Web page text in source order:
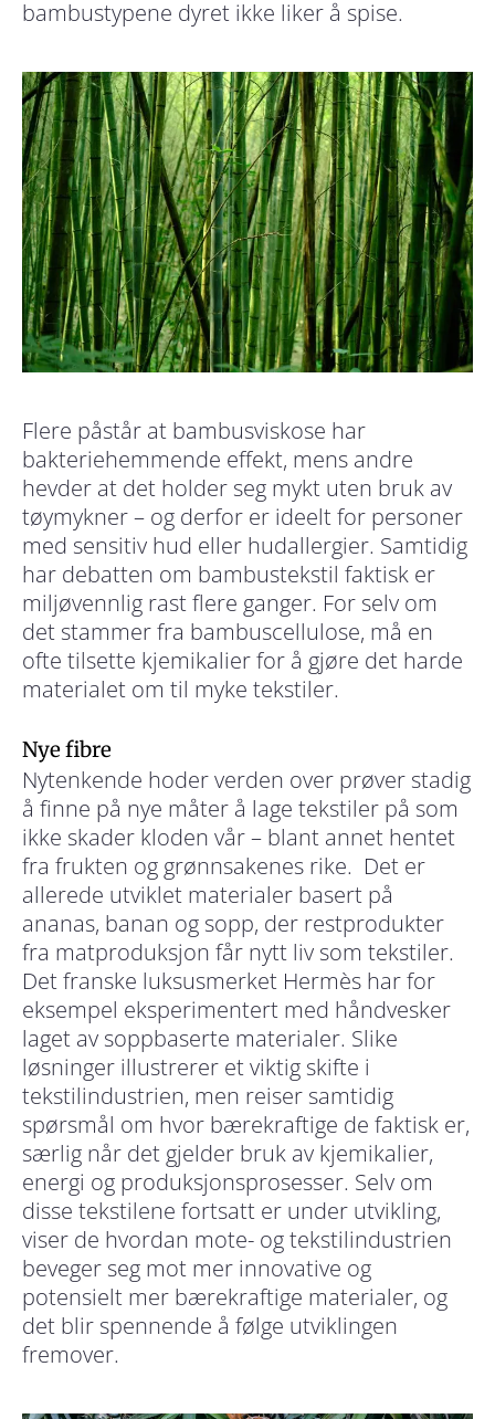
bambustypene dyret ikke liker å spise.
Flere påstår at bambusviskose har
bakteriehemmende effekt, mens andre
hevder at det holder seg mykt uten bruk av
tøymykner – og derfor er ideelt for personer
med sensitiv hud eller hudallergier. Samtidig
har debatten om bambustekstil faktisk er
miljøvennlig rast flere ganger. For selv om
det stammer fra bambuscellulose, må en
ofte tilsette kjemikalier for å gjøre det harde
materialet om til myke tekstiler.
Nye fibre
Nytenkende hoder verden over prøver stadig
å finne på nye måter å lage tekstiler på som
ikke skader kloden vår – blant annet hentet
fra frukten og grønnsakenes rike. Det er
allerede utviklet materialer basert på
ananas, banan og sopp, der restprodukter
fra matproduksjon får nytt liv som tekstiler.
Det franske luksusmerket Hermès har for
eksempel eksperimentert med håndvesker
laget av soppbaserte materialer. Slike
løsninger illustrerer et viktig skifte i
tekstilindustrien, men reiser samtidig
spørsmål om hvor bærekraftige de faktisk er,
særlig når det gjelder bruk av kjemikalier,
energi og produksjonsprosesser. Selv om
disse tekstilene fortsatt er under utvikling,
viser de hvordan mote- og tekstilindustrien
beveger seg mot mer innovative og
potensielt mer bærekraftige materialer, og
det blir spennende å følge utviklingen
fremover.